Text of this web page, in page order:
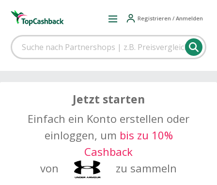
Registrieren / Anmelden
Jetzt starten
Einfach ein Konto erstellen oder
einloggen, um bis zu 10%
Cashback
von
zu sammeln